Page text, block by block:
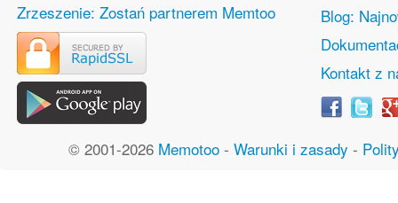
Zrzeszenie: Zostań partnerem Memtoo
Blog:
Kontakt z
© 2001-2026 Memotoo - Warunki i zasady -